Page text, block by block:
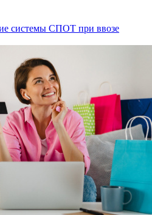
системы СПОТ при ввозе